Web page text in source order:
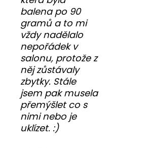
balena po 90
gramů a to mi
vždy nadělalo
nepořádek v
salonu, protože z
něj zůstávaly
zbytky. Stále
jsem pak musela
přemýšlet co s
nimi nebo je
uklízet. :)